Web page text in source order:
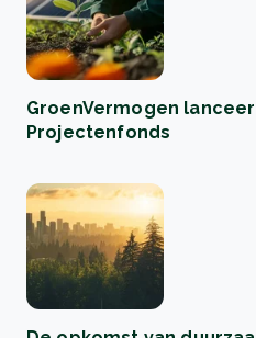
GroenVermogen
Projectenfonds